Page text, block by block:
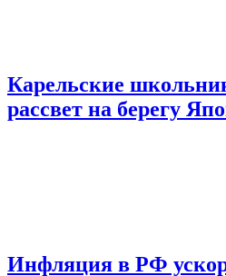
Карельские
рассвет на берегу
Инфляция в РФ